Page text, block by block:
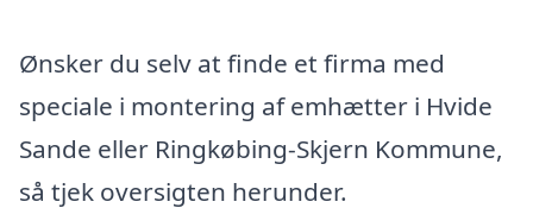
Ønsker du selv at finde et firma med
speciale i montering af emhætter i Hvide
Sande eller Ringkøbing-Skjern Kommune,
så tjek oversigten herunder.